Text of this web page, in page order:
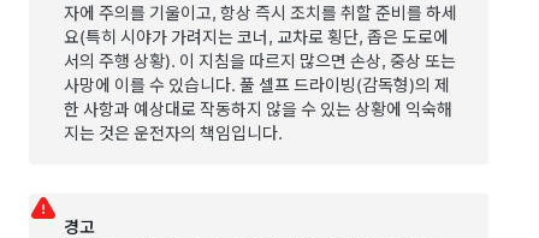
자에 주의를 기울이고, 항상 즉시 조치를 취할 준비를 하세
요(특히 시야가 가려지는 코너, 교차로 횡단, 좁은 도로에
서의 주행 상황). 이 지침을 따르지 많으면 손상, 중상 또는
사망에 이를 수 있습니다.풀 셀프 드라이빙(감독형)의 제
한 사항과 예상대로 작동하지 않을 수 있는 상황에 익숙해
지는 것은 운전자의 책임입니다.
경고